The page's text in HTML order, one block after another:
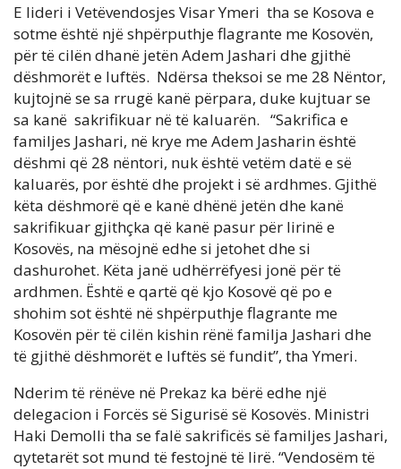
E lideri i Vetëvendosjes Visar Ymeri tha se Kosova e
sotme është një shpërputhje flagrante me Kosovën,
për të cilën dhanë jetën Adem Jashari dhe gjithë
dëshmorët e luftës. Ndërsa theksoi se me 28 Nëntor,
kujtojnë se sa rrugë kanë përpara, duke kujtuar se
sa kanë sakrifikuar në të kaluarën. “Sakrifica e
familjes Jashari, në krye me Adem Jasharin është
dëshmi që 28 nëntori, nuk është vetëm datë e së
kaluarës, por është dhe projekt i së ardhmes. Gjithë
këta dëshmorë që e kanë dhënë jetën dhe kanë
sakrifikuar gjithçka që kanë pasur për lirinë e
Kosovës, na mësojnë edhe si jetohet dhe si
dashurohet. Këta janë udhërrëfyesi jonë për të
ardhmen. Është e qartë që kjo Kosovë që po e
shohim sot është në shpërputhje flagrante me
Kosovën për të cilën kishin rënë familja Jashari dhe
të gjithë dëshmorët e luftës së fundit”, tha Ymeri.
Nderim të rënëve në Prekaz ka bërë edhe një
delegacion i Forcës së Sigurisë së Kosovës. Ministri
Haki Demolli tha se falë sakrificës së familjes Jashari,
qytetarët sot mund të festojnë të lirë. “Vendosëm të